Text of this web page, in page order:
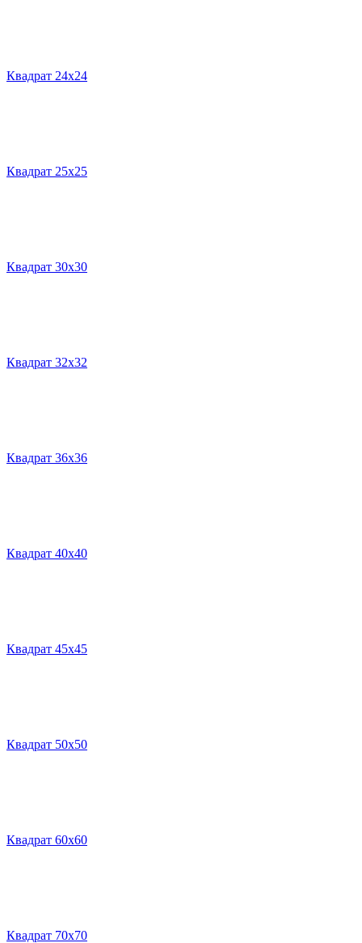
Квадрат 24х24
Квадрат 25х25
Квадрат 30х30
Квадрат 32х32
Квадрат 36х36
Квадрат 40х40
Квадрат 45х45
Квадрат 50х50
Квадрат 60х60
Квадрат 70х70